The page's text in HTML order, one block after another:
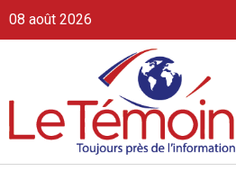
08 août 2026